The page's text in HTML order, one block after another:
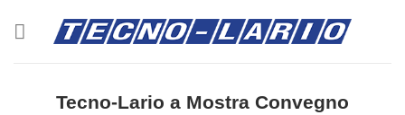
Tecno-Lario a Mostra Convegno